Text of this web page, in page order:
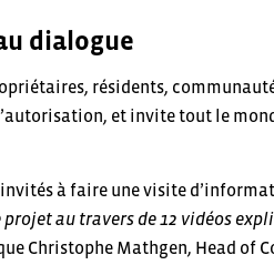
dialogue
résidents,
et invite tout le
invités à faire une visite
projet au travers de 12 vidéos
Christophe Mathgen, Head of